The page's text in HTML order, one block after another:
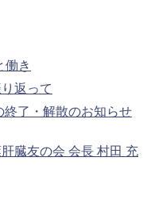
働き
返って
終了・解散のお知らせ
臓友の会 会長 村田 充